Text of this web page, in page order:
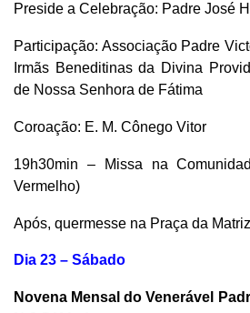
Preside a Celebração: Padre José
Participação: Associação Padre
Irmãs Beneditinas da Divina
de Nossa Senhora de Fátima
Coroação: E. M. Cônego Vitor
19h30min – Missa na
Vermelho)
Após, quermesse na Praça da Matriz
Dia 23 – Sábado
Novena Mensal do Venerável